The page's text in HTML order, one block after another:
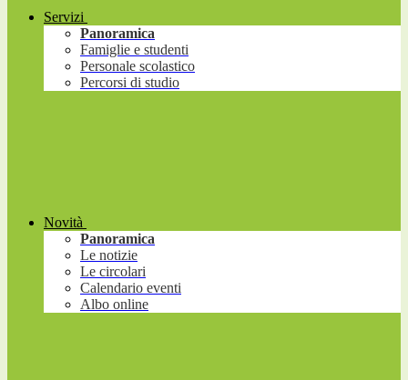
Servizi
Panoramica
Famiglie e studenti
Personale scolastico
Percorsi di studio
Novità
Panoramica
Le notizie
Le circolari
Calendario eventi
Albo online